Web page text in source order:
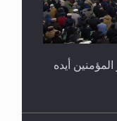
أيده